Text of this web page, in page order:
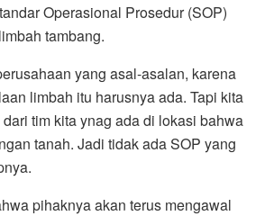
Operasional Prosedur (SOP)
tambang.
yang asal-asalan, karena
limbah itu harusnya ada. Tapi kita
tim kita ynag ada di lokasi bahwa
tanah. Jadi tidak ada SOP yang
pihaknya akan terus mengawal